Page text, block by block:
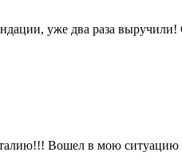
уже два раза
Вошел в мою ситуацию